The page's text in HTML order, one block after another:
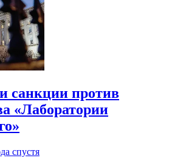
санкции против
«Лаборатории
спустя